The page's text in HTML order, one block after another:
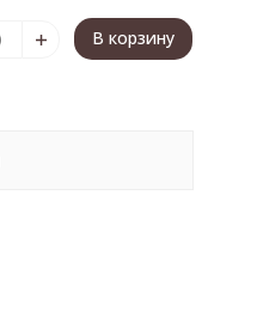
В корзину